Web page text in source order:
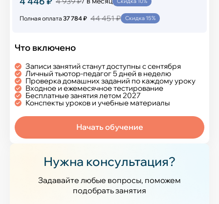
Полная оплата 37 784 ₽ 44 451 ₽ Скидка 15%
Что включено
Записи занятий станут доступны с сентября
Личный тьютор-педагог 5 дней в неделю
Проверка домашних заданий по каждому уроку
Входное и ежемесячное тестирование
Бесплатные занятия летом 2027
Конспекты уроков и учебные материалы
Начать обучение
Нужна консультация?
Задавайте любые вопросы, поможем
подобрать занятия